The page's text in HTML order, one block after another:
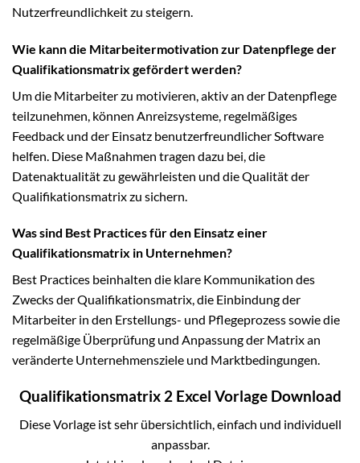
Nutzerfreundlichkeit zu steigern.
Wie kann die Mitarbeitermotivation zur Datenpflege der
Qualifikationsmatrix gefördert werden?
Um die Mitarbeiter zu motivieren, aktiv an der Datenpflege
teilzunehmen, können Anreizsysteme, regelmäßiges
Feedback und der Einsatz benutzerfreundlicher Software
helfen. Diese Maßnahmen tragen dazu bei, die
Datenaktualität zu gewährleisten und die Qualität der
Qualifikationsmatrix zu sichern.
Was sind Best Practices für den Einsatz einer
Qualifikationsmatrix in Unternehmen?
Best Practices beinhalten die klare Kommunikation des
Zwecks der Qualifikationsmatrix, die Einbindung der
Mitarbeiter in den Erstellungs- und Pflegeprozess sowie die
regelmäßige Überprüfung und Anpassung der Matrix an
veränderte Unternehmensziele und Marktbedingungen.
Qualifikationsmatrix 2 Excel Vorlage Download
Diese Vorlage ist sehr übersichtlich, einfach und individuell
anpassbar.